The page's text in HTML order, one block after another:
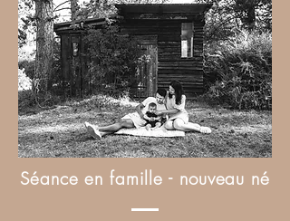
Séance en famille - nouveau né